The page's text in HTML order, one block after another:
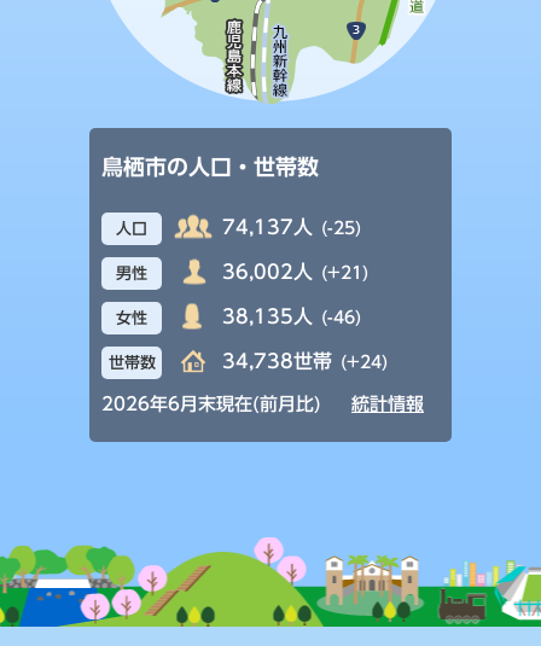
鳥栖市の人口・世帯数
人口 74,137人 (-25)
男性 36,002人 (+21)
女性 38,135人 (-46)
世帯数 34,738世帯 (+24)
2026年6月末現在(前月比) 統計情報